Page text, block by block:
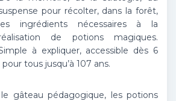
pour récolter, dans la forêt,
ingrédients nécessaires à la
de potions magiques.
à expliquer, accessible dès 6
tous jusqu’à 107 ans.
gâteau pédagogique, les potions